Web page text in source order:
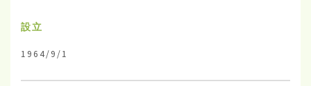
設立
1964/9/1